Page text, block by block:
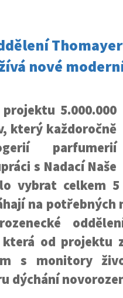
nové
5.000.000
který každoročně
parfumerií
s Nadací Naše
vybrat celkem 5
na potřebných
která od projektu
s monitory
dýchání